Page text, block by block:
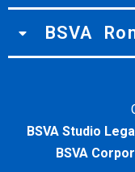
BSVA
BSVA Studio
BSVA